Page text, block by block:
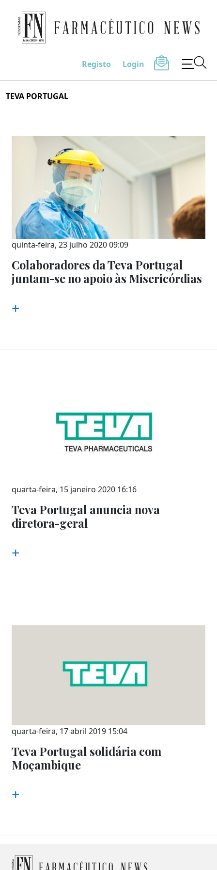
to
Farmacêutico News
Registo Login
TEVA PORTUGAL
quinta-feira, 23 julho 2020 09:09
Colaboradores da Teva Portugal
juntam-se no apoio às Misericórdias
+
quarta-feira, 15 janeiro 2020 16:16
Teva Portugal anuncia nova
diretora-geral
+
quarta-feira, 17 abril 2019 15:04
Teva Portugal solidária com
Moçambique
+